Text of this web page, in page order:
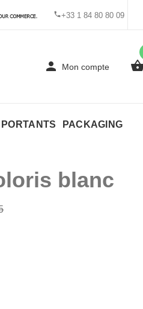
+33 1 84 80 80 09
Mon compte
PACKAGING
blanc